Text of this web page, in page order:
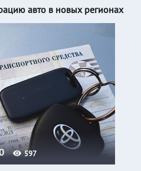
597
авто в новых регионах